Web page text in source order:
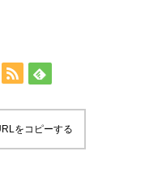
をコピーする